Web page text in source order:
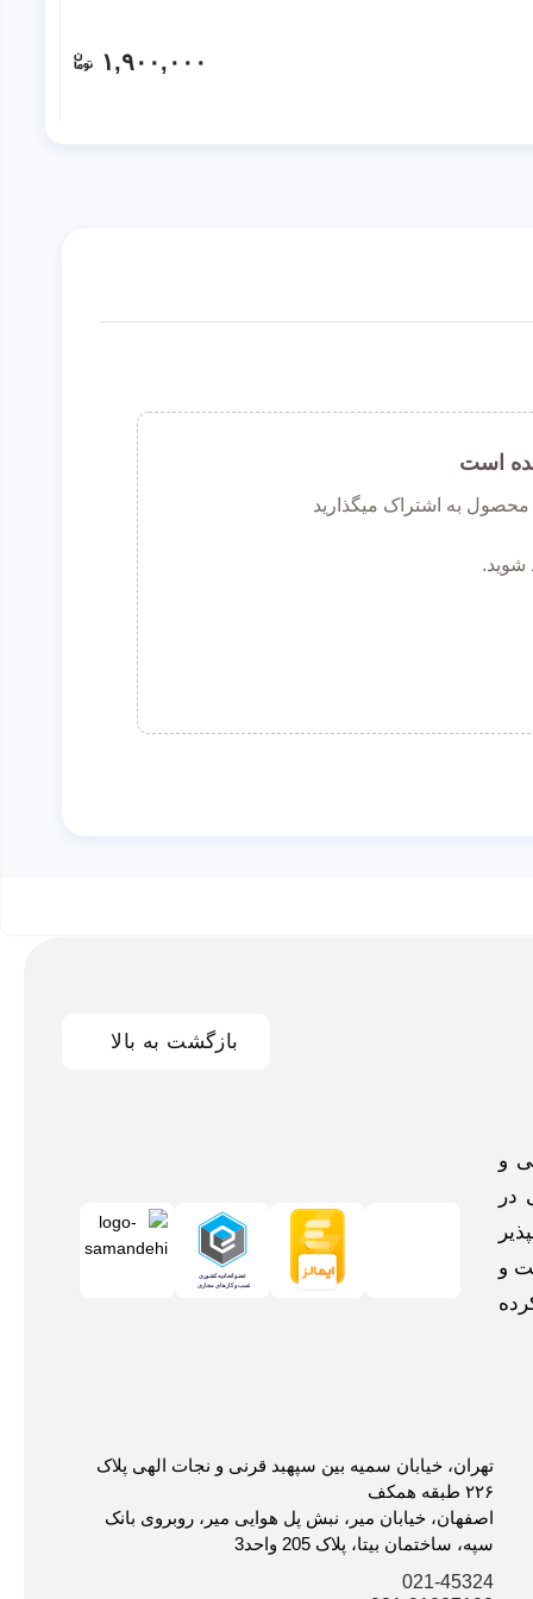
۱,۹۰۰,۰۰۰
است
محصول به اشتراک میگذارید
شوید.
بازگشت به بالا
و
در
و
تهران، خیابان سمیه بین سپهبد قرنی و نجات الهی پلاک
۲۲۶ طبقه همکف
اصفهان، خیابان میر، نبش پل هوایی میر، روبروی بانک
سپه، ساختمان بیتا، پلاک 205 واحد3
021-45324